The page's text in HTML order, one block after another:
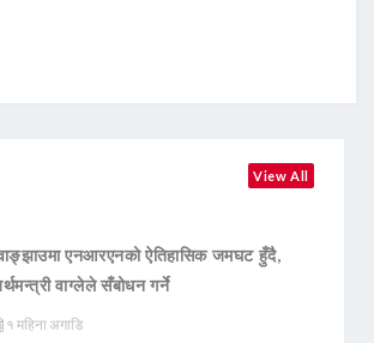
View All
एनआरएनको ऐतिहासिक जमघट हुँदै,
वाग्लेले सँबोधन गर्ने
१ महिना अगाडि